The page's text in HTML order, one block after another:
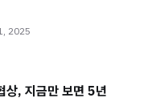
2025
상, 지금만 보면 5년